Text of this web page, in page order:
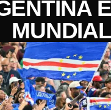
MUNDIAL